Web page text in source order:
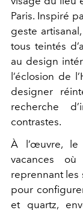
Paris. Inspiré
geste
tous teintés
au design
l’éclosion de
designer
recherche
contrastes.
À l’œuvre,
vacances
reprennant les
pour
et quartz,